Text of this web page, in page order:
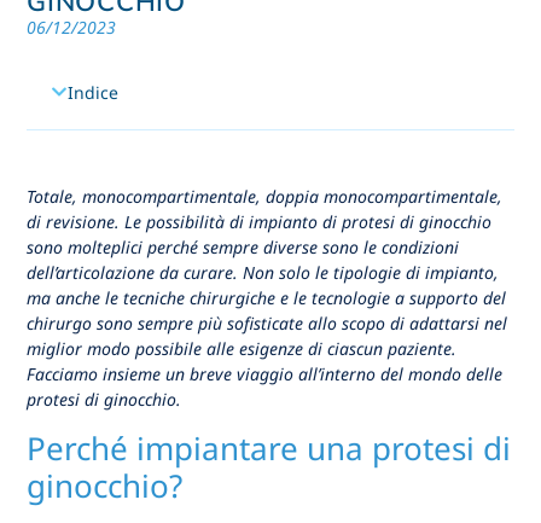
06/12/2023
Indice
Totale, monocompartimentale, doppia monocompartimentale,
di revisione. Le possibilità di impianto di protesi di ginocchio
sono molteplici perché sempre diverse sono le condizioni
dell’articolazione da curare. Non solo le tipologie di impianto,
ma anche le tecniche chirurgiche e le tecnologie a supporto del
chirurgo sono sempre più sofisticate allo scopo di adattarsi nel
miglior modo possibile alle esigenze di ciascun paziente.
Facciamo insieme un breve viaggio all’interno del mondo delle
protesi di ginocchio.
Perché impiantare una protesi di
ginocchio?